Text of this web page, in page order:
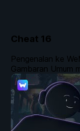
Cheat 16
Pengenalan ke
Gambaran Umum